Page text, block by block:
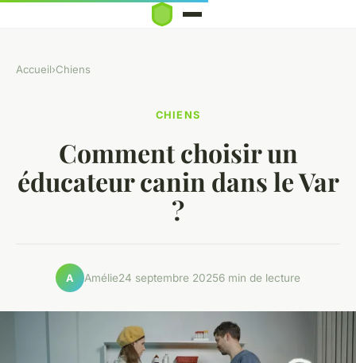
Accueil›Chiens
CHIENS
Comment choisir un
éducateur canin dans le Var
?
A Amélie24 septembre 20256 min de lecture